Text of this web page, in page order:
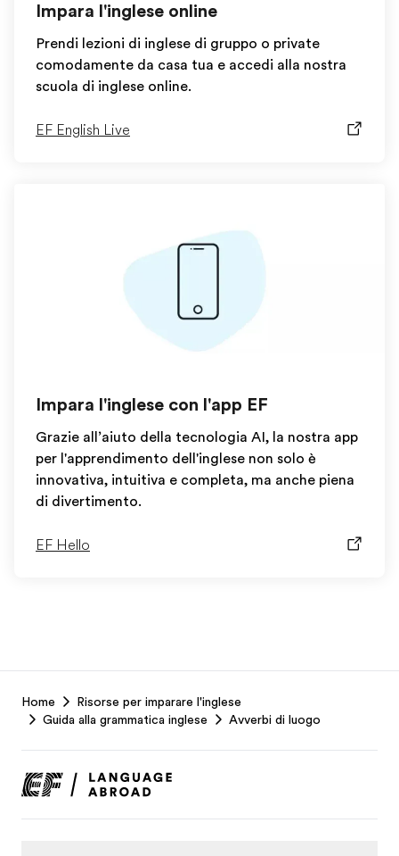
Impara l'inglese online
Prendi lezioni di inglese di gruppo o private
comodamente da casa tua e accedi alla nostra
scuola di inglese online.
EF English Live
Impara l'inglese con l'app EF
Grazie all’aiuto della tecnologia AI, la nostra app
per l'apprendimento dell'inglese non solo è
innovativa, intuitiva e completa, ma anche piena
di divertimento.
EF Hello
Footer
Home
Risorse per imparare l'inglese
Guida alla grammatica inglese
Avverbi di luogo